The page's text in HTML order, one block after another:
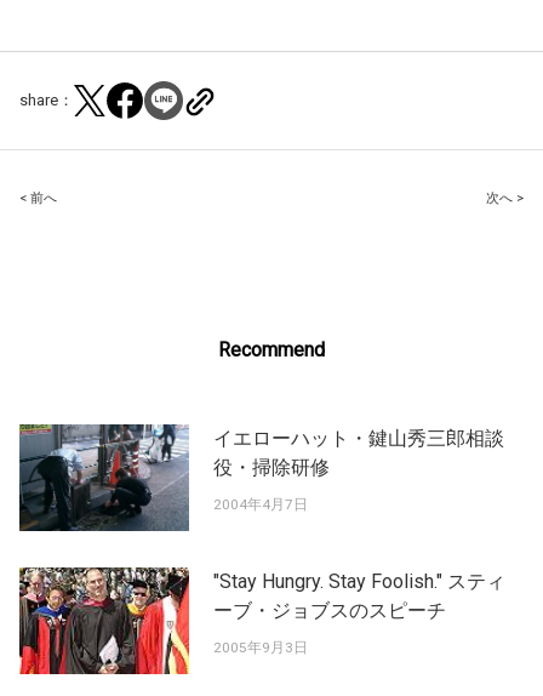
share：
Post
< 前へ 次へ >
Recommend
イエローハット・鍵山秀三郎相談
役・掃除研修
2004年4月7日
"Stay Hungry. Stay Foolish." スティ
ーブ・ジョブスのスピーチ
2005年9月3日